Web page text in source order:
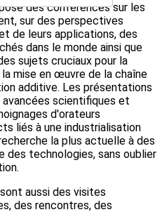
des conférences sur les
sur des perspectives
de leurs applications, des
dans le monde ainsi que
sujets cruciaux pour la
mise en œuvre de la chaîne
additive. Les présentations
scientifiques et
d'orateurs
liés à une industrialisation
la plus actuelle à des
des technologies, sans oublier
aussi des visites
des rencontres, des